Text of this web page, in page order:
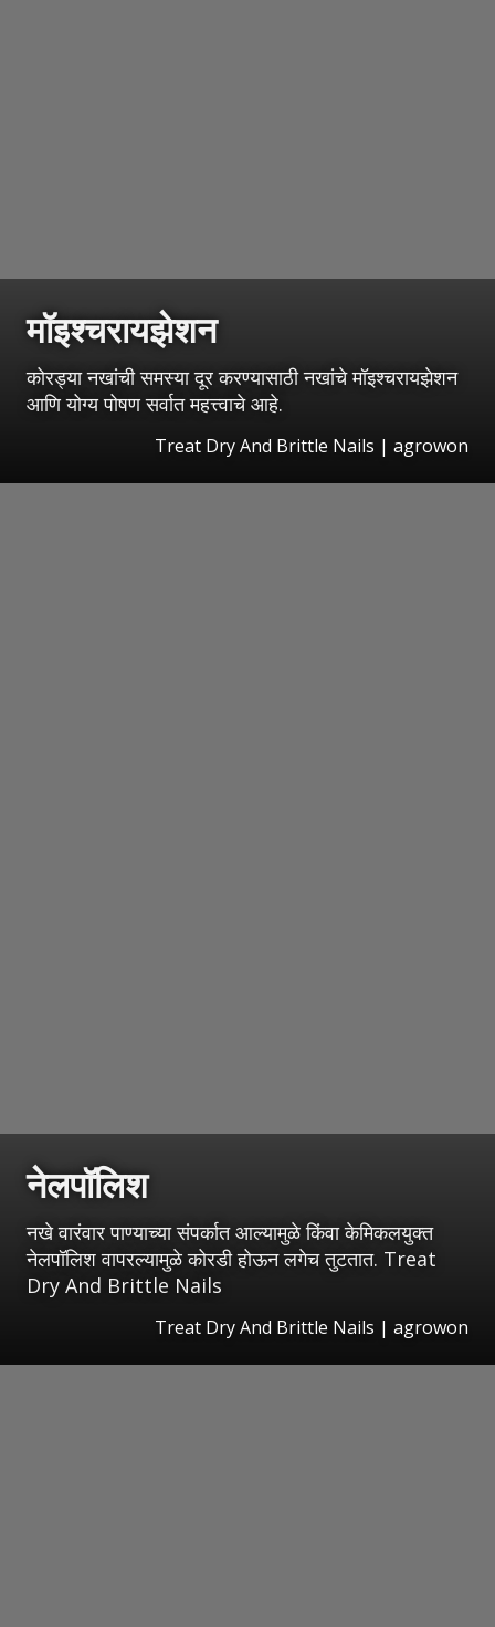
मॉइश्चरायझेशन
कोरड्या नखांची समस्या दूर करण्यासाठी नखांचे मॉइश्चरायझेशन
आणि योग्य पोषण सर्वात महत्त्वाचे आहे.
Treat Dry And Brittle Nails | agrowon
नेलपॉलिश
नखे वारंवार पाण्याच्या संपर्कात आल्यामुळे किंवा केमिकलयुक्त
नेलपॉलिश वापरल्यामुळे कोरडी होऊन लगेच तुटतात. Treat
Dry And Brittle Nails
Treat Dry And Brittle Nails | agrowon